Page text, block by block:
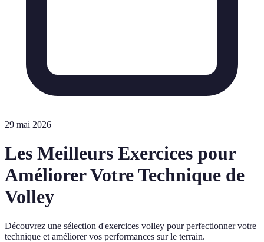
29 mai 2026
Les Meilleurs Exercices pour
Améliorer Votre Technique de
Volley
Découvrez une sélection d'exercices volley pour perfectionner votre
technique et améliorer vos performances sur le terrain.